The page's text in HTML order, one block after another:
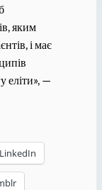
яким
і має
еліти», —
LinkedIn